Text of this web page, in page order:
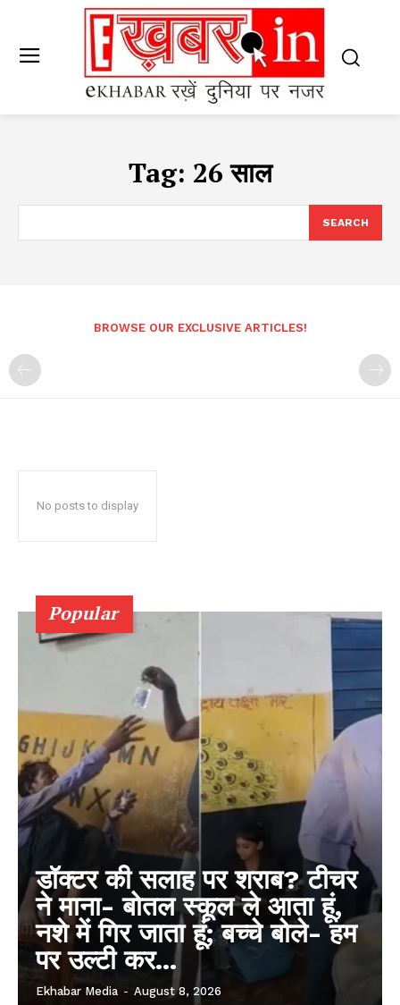
Tag: 26 साल
SEARCH
BROWSE OUR EXCLUSIVE ARTICLES!
No posts to display
Popular
डॉक्टर की सलाह पर शराब? टीचर
ने माना- बोतल स्कूल ले आता हूं,
नशे में गिर जाता हूं; बच्चे बोले- हम
पर उल्टी कर...
Ekhabar Media - August 8, 2026